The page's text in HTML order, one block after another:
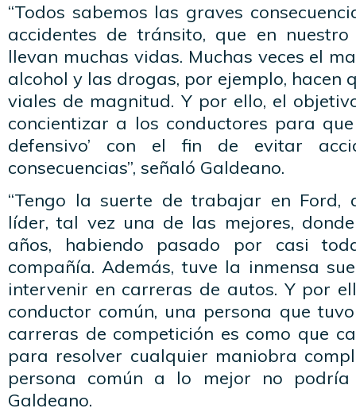
“Todos sabemos las graves
accidentes de tránsito, que en
llevan muchas vidas. Muchas veces el
alcohol y las drogas, por ejemplo, hacen
viales de magnitud. Y por ello, el
concientizar a los conductores para
defensivo’ con el fin de evitar
consecuencias”, señaló Galdeano.
“Tengo la suerte de trabajar en Ford,
líder, tal vez una de las mejores,
años, habiendo pasado por casi
compañía. Además, tuve la inmensa
intervenir en carreras de autos. Y por
conductor común, una persona que
carreras de competición es como que
para resolver cualquier maniobra
persona común a lo mejor no podría
Galdeano.